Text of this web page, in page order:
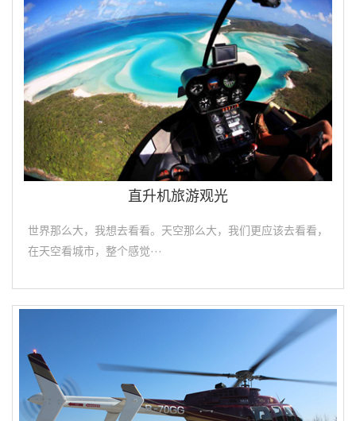
直升机旅游观光
世界那么大，我想去看看。天空那么大，我们更应该去看看，
在天空看城市，整个感觉···